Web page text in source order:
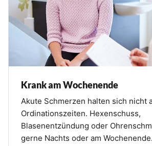
Krank am Wochenende
Akute Schmerzen halten sich nicht
Ordinationszeiten. Hexenschuss,
Blasenentzündung oder
gerne Nachts oder am Wochenende.